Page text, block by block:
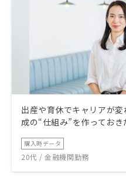
出産や育休でキャリアが
成の“仕組み”を作っておき
購入時データ
20代 / 金融機関勤務